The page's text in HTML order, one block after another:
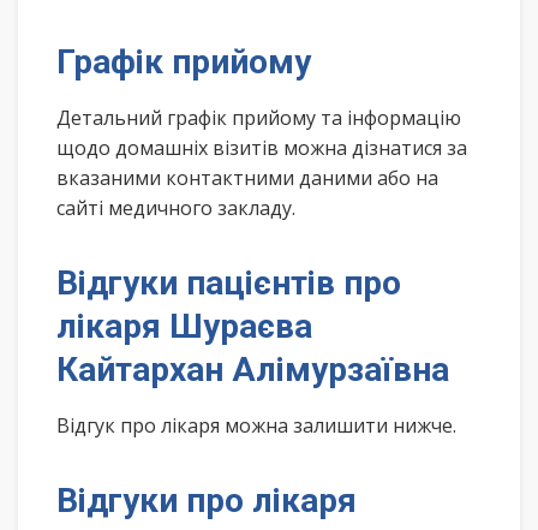
Графік прийому
Детальний графік прийому та інформацію
щодо домашніх візитів можна дізнатися за
вказаними контактними даними або на
сайті медичного закладу.
Відгуки пацієнтів про
лікаря Шураєва
Кайтархан Алімурзаївна
Відгук про лікаря можна залишити нижче.
Відгуки про лікаря